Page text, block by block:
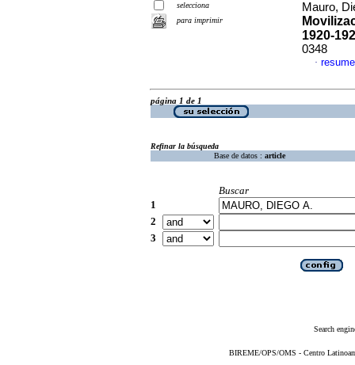
selecciona
para imprimir
Mauro,
1920-
0348
·
página 1 de 1
Refinar la búsqueda
Base de datos : article
Buscar
1
2
3
Search
BIREME/OPS/OMS - Centro